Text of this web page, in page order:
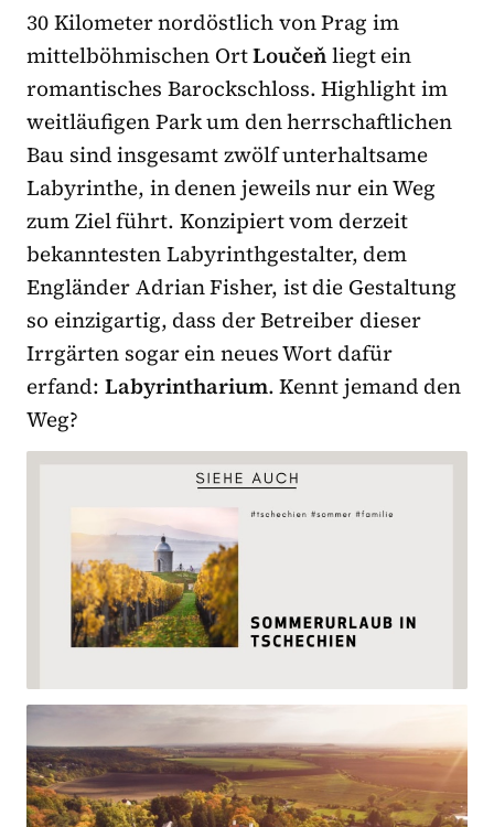
30 Kilometer nordöstlich von Prag im
mittelböhmischen OrtLoučeňliegt ein
romantisches Barockschloss. Highlight im
weitläufigen Park um den herrschaftlichen
Bau sind insgesamt zwölf unterhaltsame
Labyrinthe, in denen jeweils nur ein Weg
zum Ziel führt. Konzipiert vom derzeit
bekanntesten Labyrinthgestalter, dem
Engländer Adrian Fisher, ist die Gestaltung
so einzigartig, dass der Betreiber dieser
Irrgärten sogar ein neues Wort dafür
erfand: Labyrintharium. Kennt jemand den
Weg?